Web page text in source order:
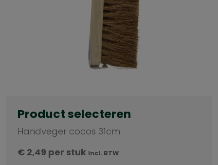
Product selecteren
Handveger cocos 31cm
€ 2,49 per stuk Incl. BTW